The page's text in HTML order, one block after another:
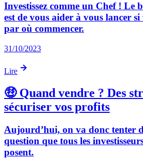
Investissez comme un Chef ! Le
est de vous aider à vous lancer si
par où commencer.
31/10/2023
Lire
🤑 Quand vendre ? Des
sécuriser vos profits
Aujourd’hui, on va donc tenter
question que tous les
posent.